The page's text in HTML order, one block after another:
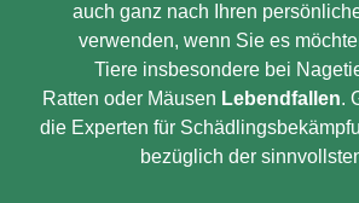
auch ganz nach Ihren
verwenden, wenn Sie es
Tiere insbesondere bei
Ratten oder Mäusen Lebendfallen.
die Experten für
bezüglich der